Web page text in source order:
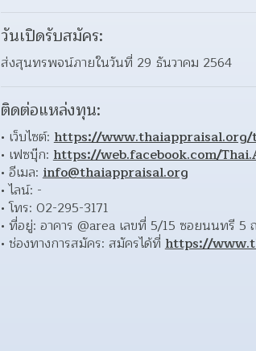
วันเปิดรับสมัคร:
ส่งสุนทรพจน์ภายในวันที่ 29 ธันวาคม 2564
ติดต่อแหล่งทุน:
เว็บไซต์: https://www.thaiappraisal.org/
เฟซบุ๊ก: https://web.facebook.com/
อีเมล: info@thaiappraisal.org
ไลน์: -
โทร: 02-295-3171
ที่อยู่: อาคาร @area เลขที่ 5/15 ซอยนนทรี
ช่องทางการสมัคร: สมัครได้ที่ https://